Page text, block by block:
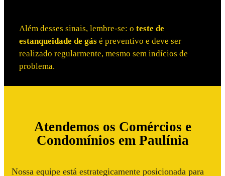
Além desses sinais, lembre-se: o teste de
estanqueidade de gás é preventivo e deve ser
realizado regularmente, mesmo sem indícios de
problema.
Atendemos os Comércios e
Condomínios em Paulínia
Nossa equipe está estrategicamente posicionada para